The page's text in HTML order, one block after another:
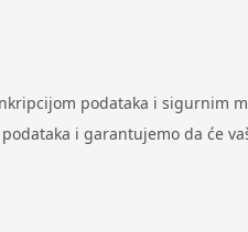
podataka i sigurnim
i garantujemo da će